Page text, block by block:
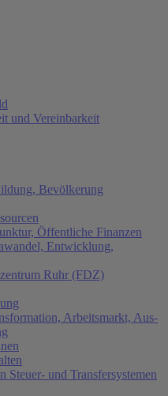
und Vereinbarkeit
Bevölkerung
Öffentliche Finanzen
Entwicklung,
Ruhr (FDZ)
Arbeitsmarkt, Aus-
Steuer- und Transfersystemen